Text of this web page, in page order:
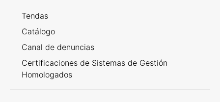
Tendas
Catálogo
Canal de denuncias
Certificaciones de Sistemas de Gestión
Homologados